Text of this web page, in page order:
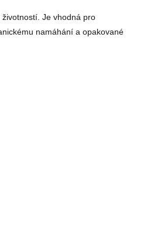
Je vhodná pro
namáhání a opakované